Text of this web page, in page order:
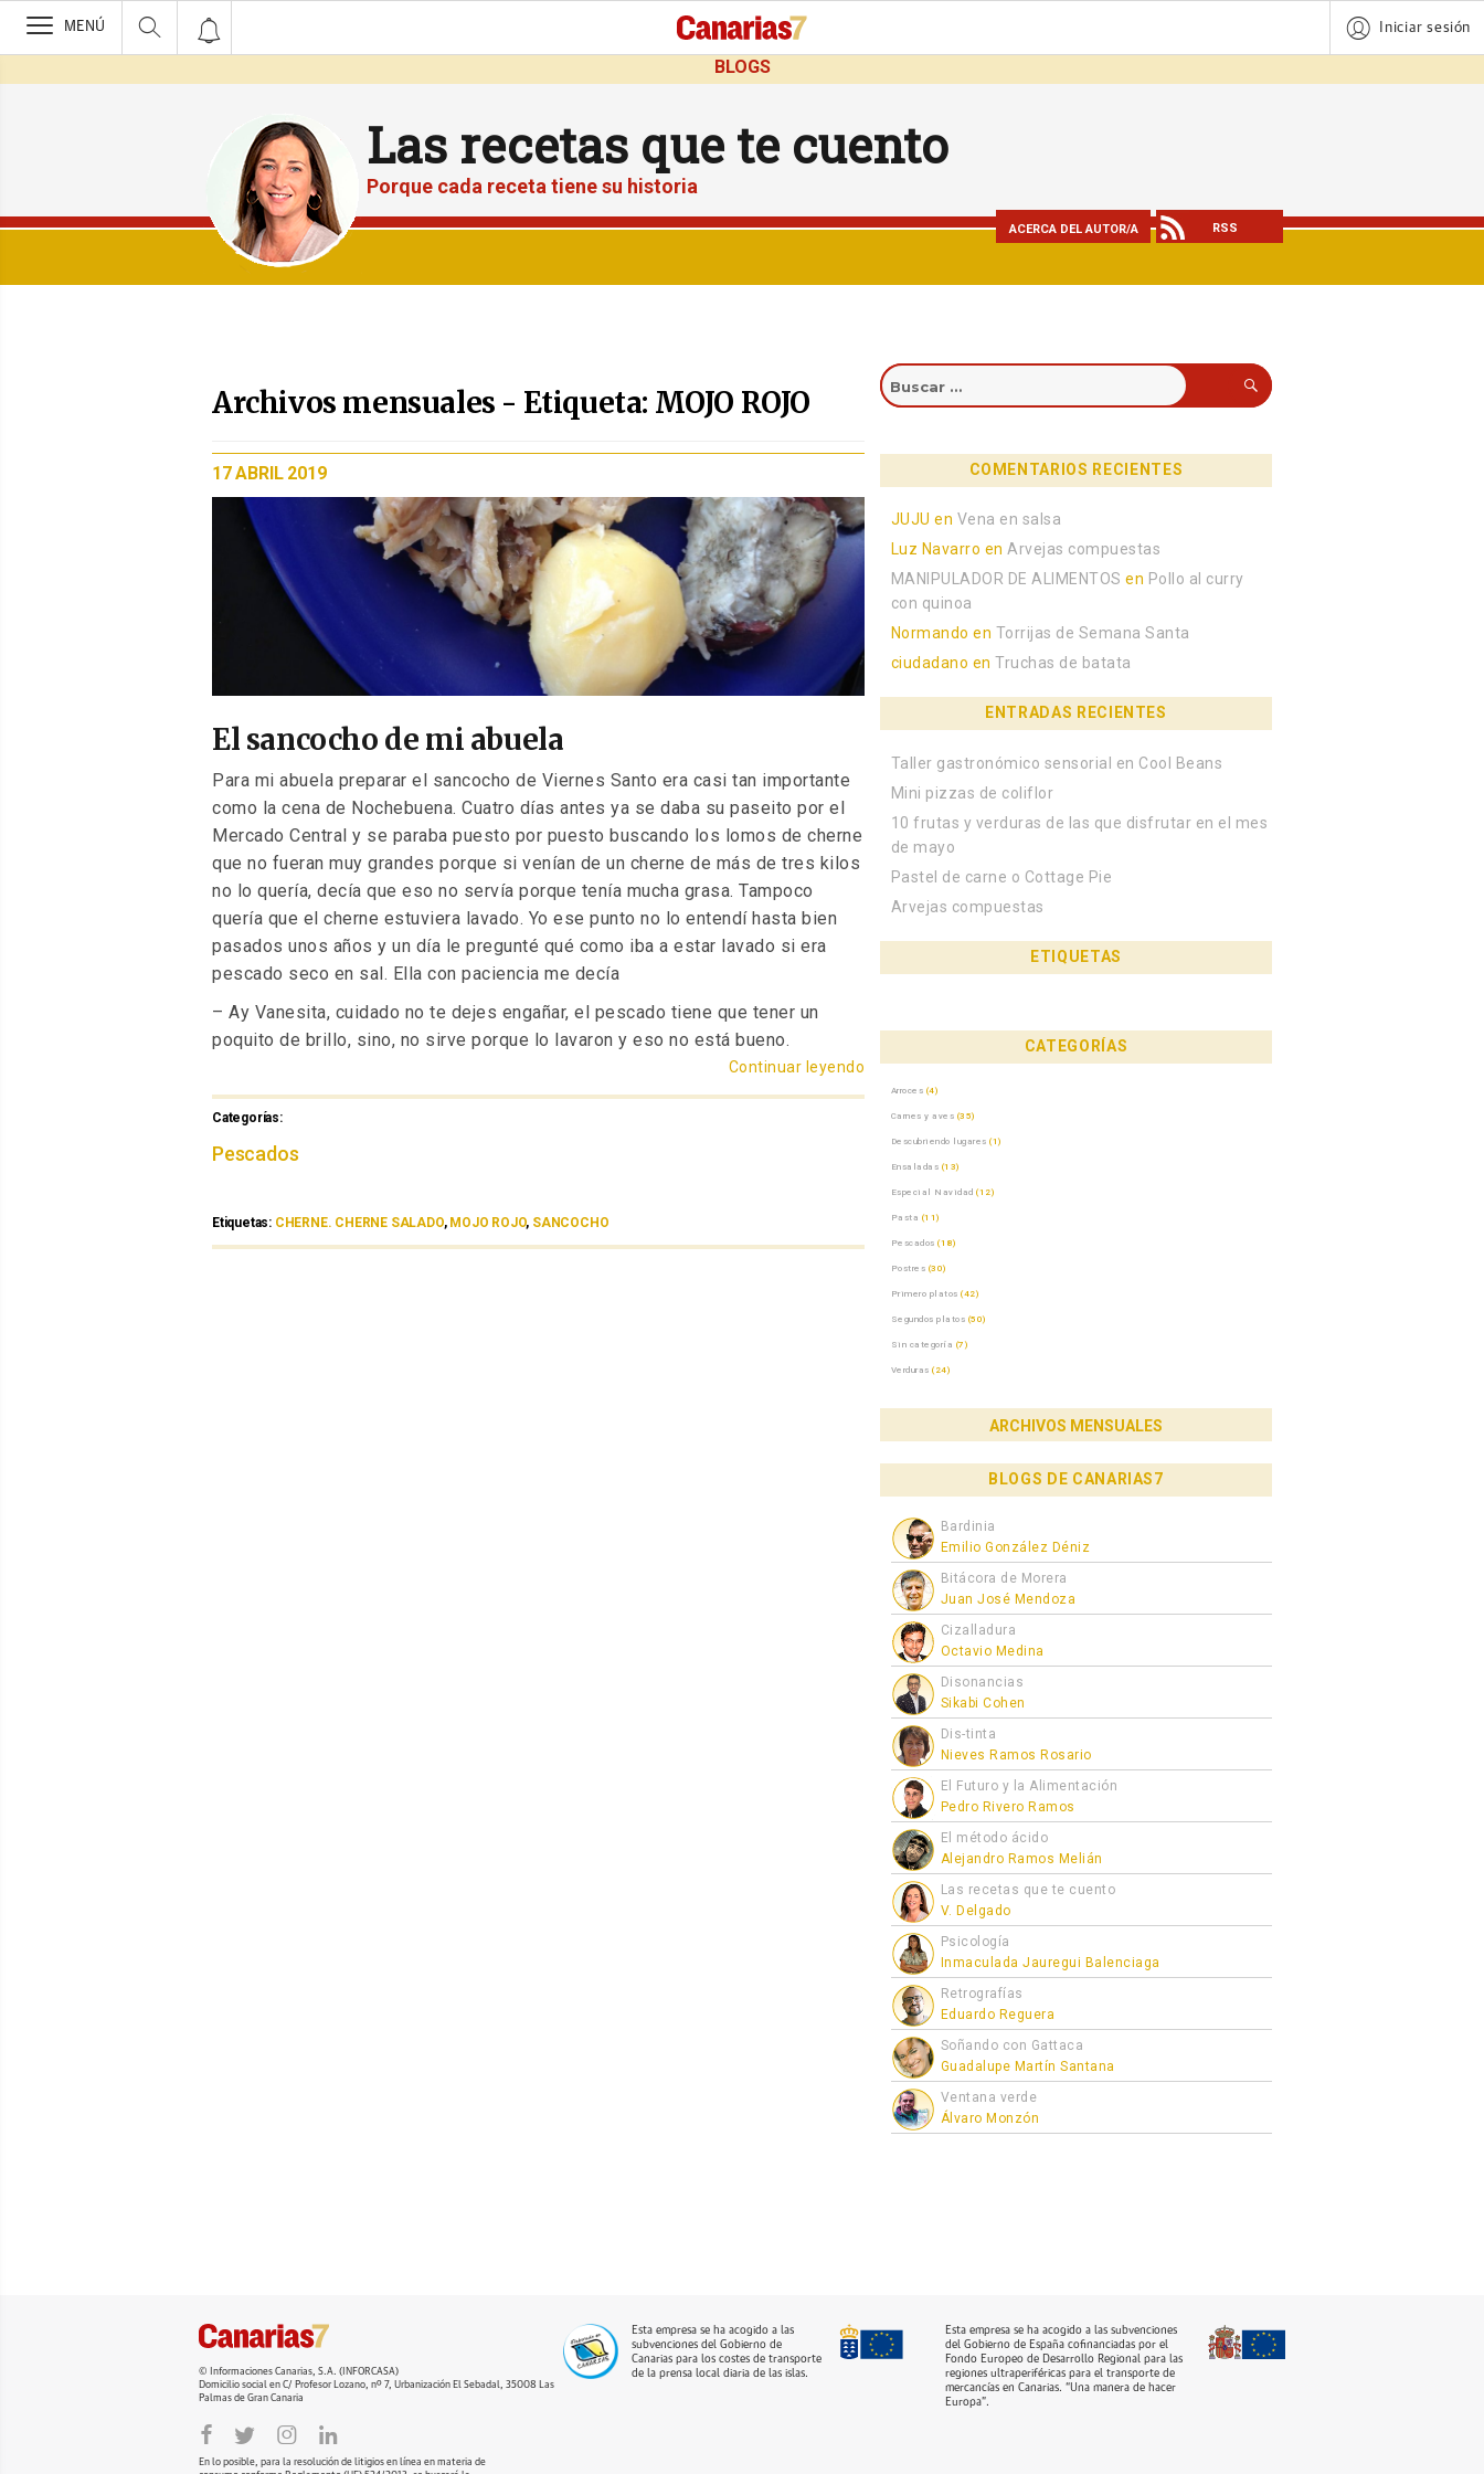
>
MENÚ Iniciar sesión
BLOGS
Las recetas que te cuento
Porque cada receta tiene su historia
ACERCA DEL AUTOR/A RSS
Archivos mensuales - Etiqueta: MOJO ROJO
PUBLICADO
EL
17 ABRIL 2019
El sancocho de mi abuela
Para mi abuela preparar el sancocho de Viernes Santo era casi tan importante
como la cena de Nochebuena. Cuatro días antes ya se daba su paseito por el
Mercado Central y se paraba puesto por puesto buscando los lomos de cherne
que no fueran muy grandes porque si venían de un cherne de más de tres kilos
no lo quería, decía que eso no servía porque tenía mucha grasa. Tampoco
quería que el cherne estuviera lavado. Yo ese punto no lo entendí hasta bien
pasados unos años y un día le pregunté qué como iba a estar lavado si era
pescado seco en sal. Ella con paciencia me decía
– Ay Vanesita, cuidado no te dejes engañar, el pescado tiene que tener un
poquito de brillo, sino, no sirve porque lo lavaron y eso no está bueno.
Continuar leyendo «El sancocho de mi abuela»
Categorías:Categorías
Pescados
Etiquetas: Etiquetas
CHERNE. CHERNE SALADO, MOJO ROJO, SANCOCHO
Buscar
por:
Buscar
COMENTARIOS RECIENTES
JUJU en Vena en salsa
Luz Navarro enArvejas compuestas
MANIPULADOR DE ALIMENTOS en Pollo al curry
con quinoa
Normando en Torrijas de Semana Santa
ciudadano enTruchas de batata
ENTRADAS RECIENTES
Taller gastronómico sensorial en Cool Beans
Mini pizzas de coliflor
10 frutas y verduras de las que disfrutar en el mes
de mayo
Pastel de carne o Cottage Pie
Arvejas compuestas
ETIQUETAS
CATEGORÍAS
Arroces (4)
Carnes y aves (35)
Descubriendo lugares (1)
Ensaladas (13)
Especial Navidad (12)
Pasta (11)
Pescados (18)
Postres (30)
Primero platos (42)
Segundos platos (50)
Sin categoría (7)
Verduras (24)
ARCHIVOS MENSUALES
BLOGS DE CANARIAS7
Bardinia
Emilio González Déniz
Bitácora de Morera
Juan José Mendoza
Cizalladura
Octavio Medina
Disonancias
Sikabi Cohen
Dis-tinta
Nieves Ramos Rosario
El Futuro y la Alimentación
Pedro Rivero Ramos
El método ácido
Alejandro Ramos Melián
Las recetas que te cuento
V. Delgado
Psicología
Inmaculada Jauregui Balenciaga
Retrografías
Eduardo Reguera
Soñando con Gattaca
Guadalupe Martín Santana
Ventana verde
Álvaro Monzón
© Informaciones Canarias, S.A. (INFORCASA)
Domicilio social en C/ Profesor Lozano, nº 7, Urbanización El Sebadal, 35008 Las
Palmas de Gran Canaria
En lo posible, para la resolución de litigios en línea en materia de
Esta empresa se ha acogido a las
subvenciones del Gobierno de
Canarias para los costes de transporte
de la prensa local diaria de las islas.
Esta empresa se ha acogido a las subvenciones
del Gobierno de España cofinanciadas por el
Fondo Europeo de Desarrollo Regional para las
regiones ultraperiféricas para el transporte de
mercancías en Canarias. “Una manera de hacer
Europa”.